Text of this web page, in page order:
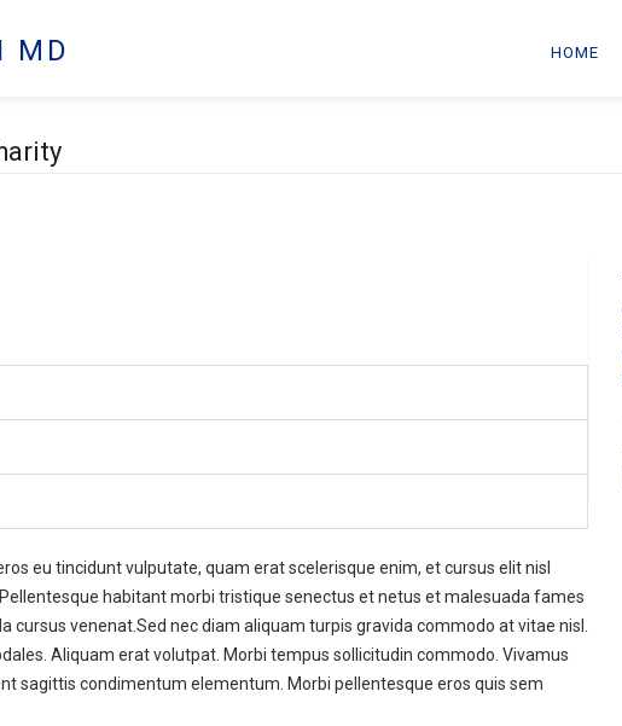
MD HOME
eu tincidunt vulputate, quam erat scelerisque enim, et cursus elit nisl
habitant morbi tristique senectus et netus et malesuada fames
cursus venenat.Sed nec diam aliquam turpis gravida commodo at vitae nisl.
Aliquam erat volutpat. Morbi tempus sollicitudin commodo. Vivamus
sagittis condimentum elementum. Morbi pellentesque eros quis sem